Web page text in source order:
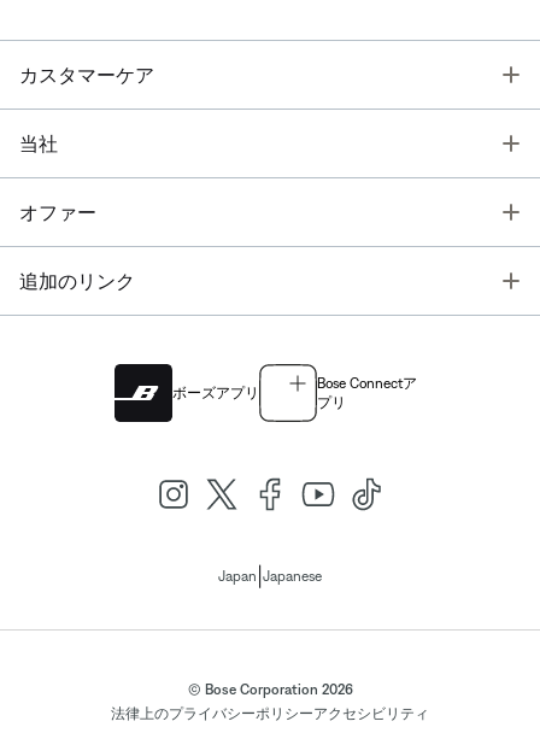
カスタマーケア
当社
オファー
追加のリンク
ボーズアプリ
Bose Connectア
プリ
Japan Japanese
© Bose Corporation 2026
法律上のプライバシーポリシーアクセシビリティ